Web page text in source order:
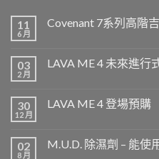
11
6 月
Covenant 7系列高階
03
2 月
LAVA ME 4 未來進行
30
12 月
LAVA ME 4 登場預購
02
8 月
M.U.D. 除濕劑 – 能使